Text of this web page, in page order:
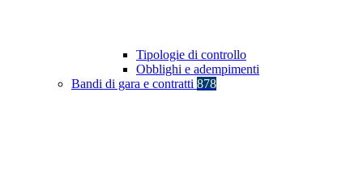
Tipologie di controllo
Obblighi e adempimenti
Bandi di gara e contratti 878